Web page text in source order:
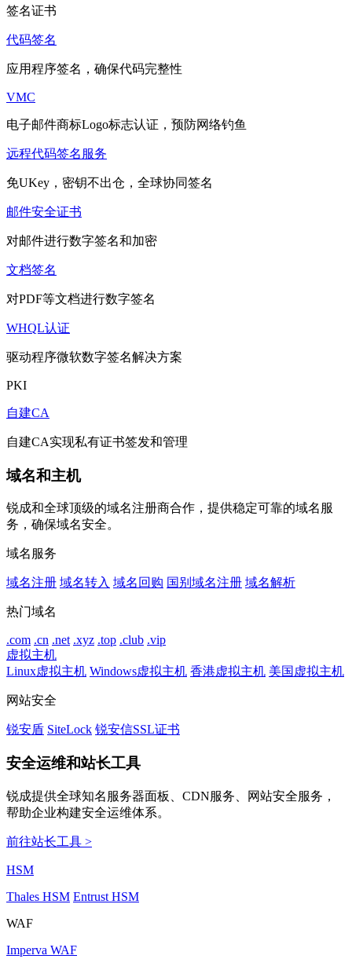
签名证书
代码签名
应用程序签名，确保代码完整性
VMC
电子邮件商标Logo标志认证，预防网络钓鱼
远程代码签名服务
免UKey，密钥不出仓，全球协同签名
邮件安全证书
对邮件进行数字签名和加密
文档签名
对PDF等文档进行数字签名
WHQL认证
驱动程序微软数字签名解决方案
PKI
自建CA
自建CA实现私有证书签发和管理
域名和主机
锐成和全球顶级的域名注册商合作，提供稳定可靠的域名服
务，确保域名安全。
域名服务
域名注册 域名转入 域名回购 国别域名注册 域名解析
热门域名
.com .cn .net .xyz .top .club .vip
虚拟主机
Linux虚拟主机 Windows虚拟主机 香港虚拟主机 美国虚拟主机
网站安全
锐安盾 SiteLock 锐安信SSL证书
安全运维和站长工具
锐成提供全球知名服务器面板、CDN服务、网站安全服务，
帮助企业构建安全运维体系。
前往站长工具 >
HSM
Thales HSM Entrust HSM
WAF
Imperva WAF